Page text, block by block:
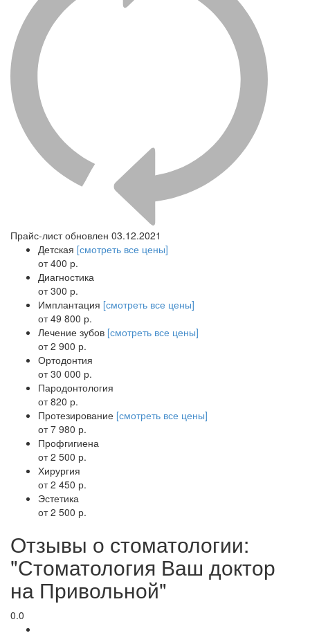
Прайс-лист обновлен 03.12.2021
Детская [смотреть все цены]
от 400 р.
Диагностика
от 300 р.
Имплантация [смотреть все цены]
от 49 800 р.
Лечение зубов [смотреть все цены]
от 2 900 р.
Ортодонтия
от 30 000 р.
Пародонтология
от 820 р.
Протезирование [смотреть все цены]
от 7 980 р.
Профгигиена
от 2 500 р.
Хирургия
от 2 450 р.
Эстетика
от 2 500 р.
Отзывы о стоматологии:
"Стоматология Ваш доктор
на Привольной"
0.0